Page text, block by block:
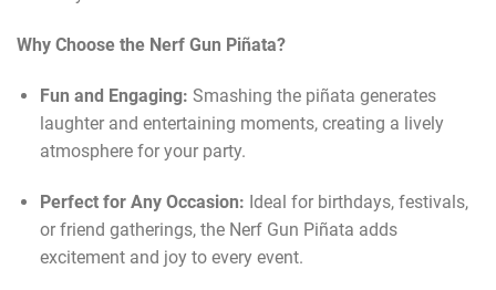
Why Choose the Nerf Gun Piñata?
Fun and Engaging: Smashing the piñata generates
laughter and entertaining moments, creating a lively
atmosphere for your party.
Perfect for Any Occasion: Ideal for birthdays, festivals,
or friend gatherings, the Nerf Gun Piñata adds
excitement and joy to every event.